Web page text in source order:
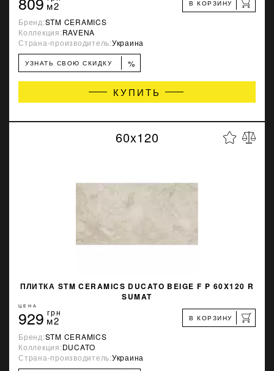
м2 В КОРЗИНУ
Бренд:STM CERAMICS
Коллекция:RAVENA
Страна-производитель:Украина
УЗНАТЬ СВОЮ СКИДКУ %
КУПИТЬ
60x120
ПЛИТКА STM CERAMICS DUCATO BEIGE F P 60X120 R
SUMAT
ЦЕНА
929 грн
м2 В КОРЗИНУ
Бренд:STM CERAMICS
Коллекция:DUCATO
Страна-производитель:Украина